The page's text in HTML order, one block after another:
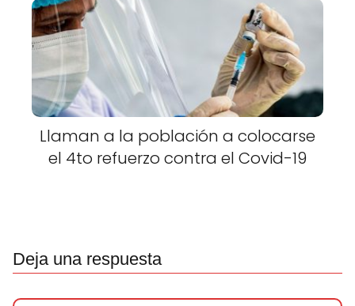
Llaman a la población a colocarse
el 4to refuerzo contra el Covid-19
Deja una respuesta